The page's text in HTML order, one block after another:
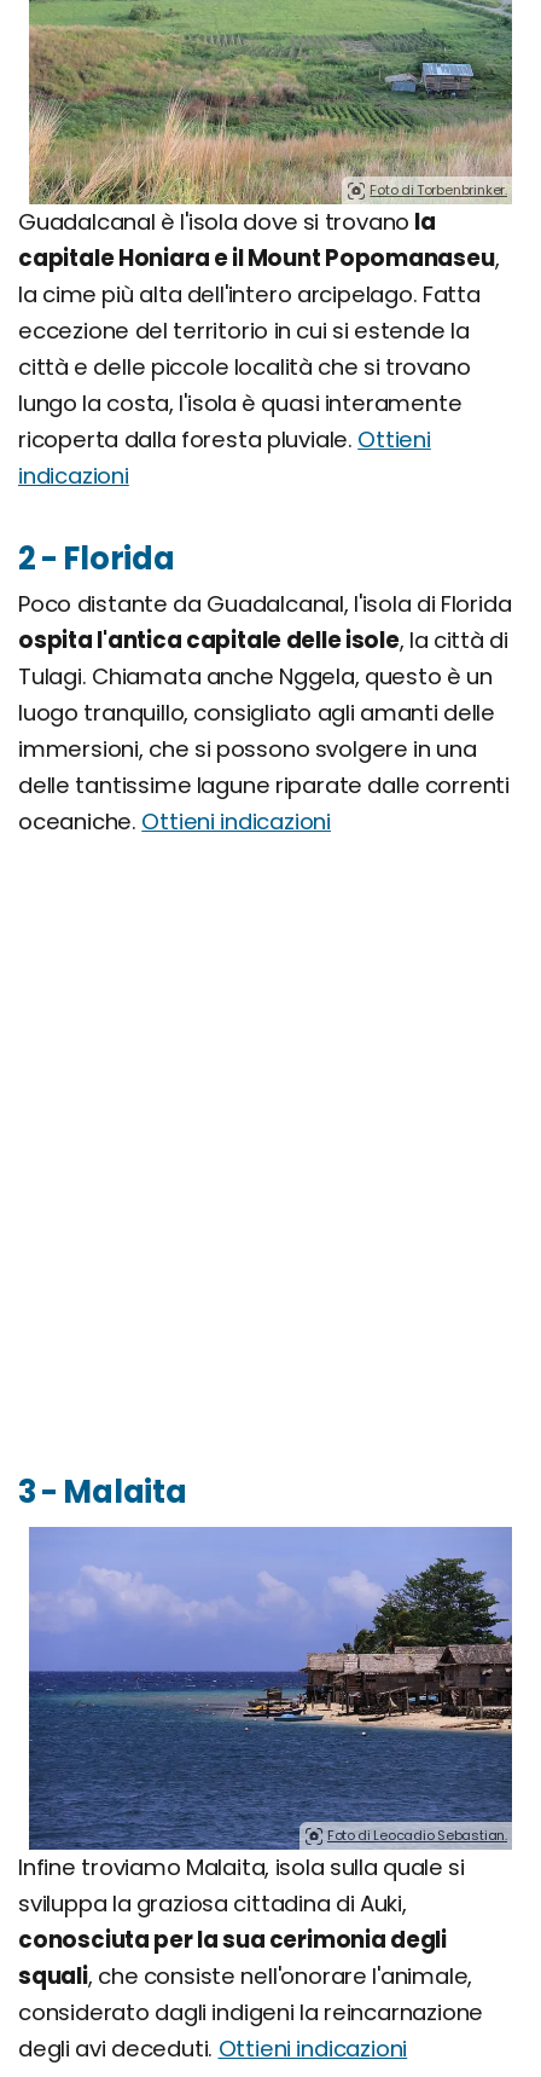
Foto di Torbenbrinker.
Guadalcanal è l'isola dove si trovano la
capitale Honiara e il Mount Popomanaseu,
la cime più alta dell'intero arcipelago. Fatta
eccezione del territorio in cui si estende la
città e delle piccole località che si trovano
lungo la costa, l'isola è quasi interamente
ricoperta dalla foresta pluviale. Ottieni
indicazioni
2 - Florida
Poco distante da Guadalcanal, l'isola di Florida
ospita l'antica capitale delle isole, la città di
Tulagi. Chiamata anche Nggela, questo è un
luogo tranquillo, consigliato agli amanti delle
immersioni, che si possono svolgere in una
delle tantissime lagune riparate dalle correnti
oceaniche. Ottieni indicazioni
3 - Malaita
Foto di Leocadio Sebastian.
Infine troviamo Malaita, isola sulla quale si
sviluppa la graziosa cittadina di Auki,
conosciuta per la sua cerimonia degli
squali, che consiste nell'onorare l'animale,
considerato dagli indigeni la reincarnazione
degli avi deceduti. Ottieni indicazioni